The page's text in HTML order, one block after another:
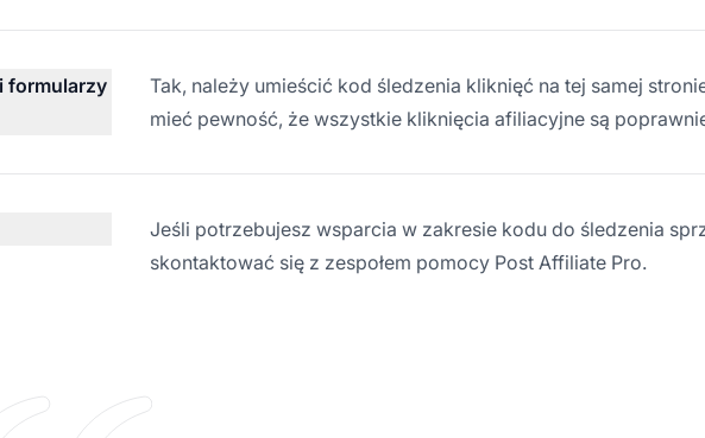
formularzy
Tak, należy umieścić kod śledzenia kliknięć na tej samej
mieć pewność, że wszystkie kliknięcia afiliacyjne są
Jeśli potrzebujesz wsparcia w zakresie kodu do śledzenia
skontaktować się z zespołem pomocy Post Affiliate Pro.